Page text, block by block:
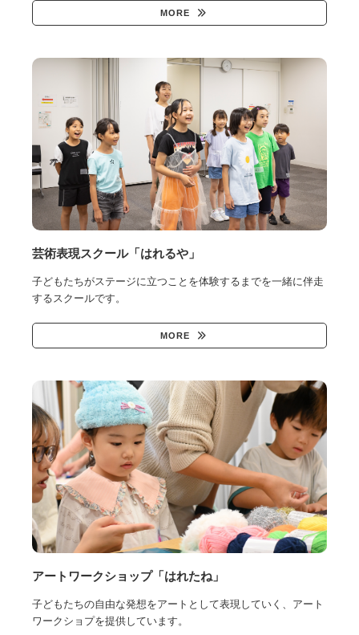
MORE
芸術表現スクール「はれるや」
子どもたちがステージに立つことを体験するまでを一緒に伴走
するスクールです。
MORE
アートワークショップ「はれたね」
子どもたちの自由な発想をアートとして表現していく、アート
ワークショプを提供しています。